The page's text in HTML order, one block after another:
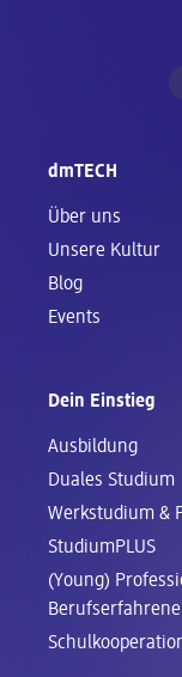
dmTECH
Über uns
Unsere Kultur
Blog
Events
Dein Einstieg
Ausbildung
Duales Studium
Werkstudium &
StudiumPLUS
(Young)
Berufserfahrene